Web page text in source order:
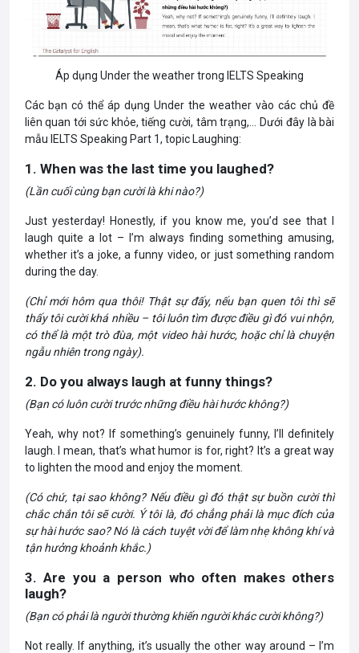
Áp dụng Under the weather trong IELTS Speaking
Các bạn có thể áp dụng Under the weather vào các chủ đề
liên quan tới sức khỏe, tiếng cười, tâm trạng,… Dưới đây là bài
mẫu IELTS Speaking Part 1, topic Laughing:
1. When was the last time you laughed?
(Lần cuối cùng bạn cười là khi nào?)
Just yesterday! Honestly, if you know me, you’d see that I
laugh quite a lot – I’m always finding something amusing,
whether it’s a joke, a funny video, or just something random
during the day.
(Chỉ mới hôm qua thôi! Thật sự đấy, nếu bạn quen tôi thì sẽ
thấy tôi cười khá nhiều – tôi luôn tìm được điều gì đó vui nhộn,
có thể là một trò đùa, một video hài hước, hoặc chỉ là chuyện
ngẫu nhiên trong ngày).
2. Do you always laugh at funny things?
(Bạn có luôn cười trước những điều hài hước không?)
Yeah, why not? If something’s genuinely funny, I’ll definitely
laugh. I mean, that’s what humor is for, right? It’s a great way
to lighten the mood and enjoy the moment.
(Có chứ, tại sao không? Nếu điều gì đó thật sự buồn cười thì
chắc chắn tôi sẽ cười. Ý tôi là, đó chẳng phải là mục đích của
sự hài hước sao? Nó là cách tuyệt vời để làm nhẹ không khí và
tận hưởng khoảnh khắc.)
3. Are you a person who often makes others
laugh?
(Bạn có phải là người thường khiến người khác cười không?)
Not really. If anything, it’s usually the other way around – I’m